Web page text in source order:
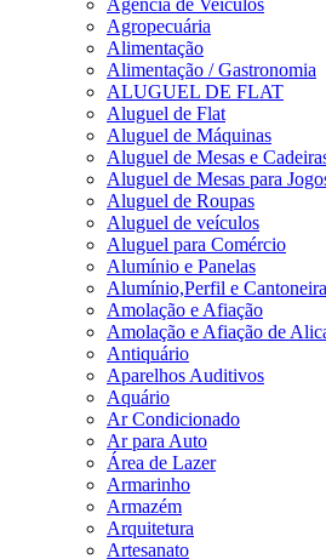
Agência de Veículos
Agropecuária
Alimentação
Alimentação / Gastronomia
ALUGUEL DE FLAT
Aluguel de Flat
Aluguel de Máquinas
Aluguel de Mesas e
Aluguel de Mesas para
Aluguel de Roupas
Aluguel de veículos
Aluguel para Comércio
Alumínio e Panelas
Alumínio,Perfil e
Amolação e Afiação
Amolação e Afiação de
Antiquário
Aparelhos Auditivos
Aquário
Ar Condicionado
Ar para Auto
Área de Lazer
Armarinho
Armazém
Arquitetura
Artesanato